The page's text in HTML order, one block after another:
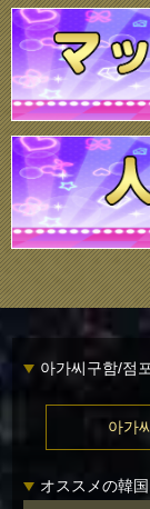
아가씨구함/점
아가
オススメの韓